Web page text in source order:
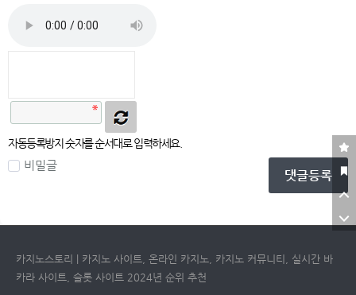
자동등록방지 숫자를 순서대로 입력하세요.
비밀글
댓글등록
카지노스토리 | 카지노 사이트, 온라인 카지노, 카지노 커뮤니티, 실시간 바
카라 사이트, 슬롯 사이트 2024년 순위 추천